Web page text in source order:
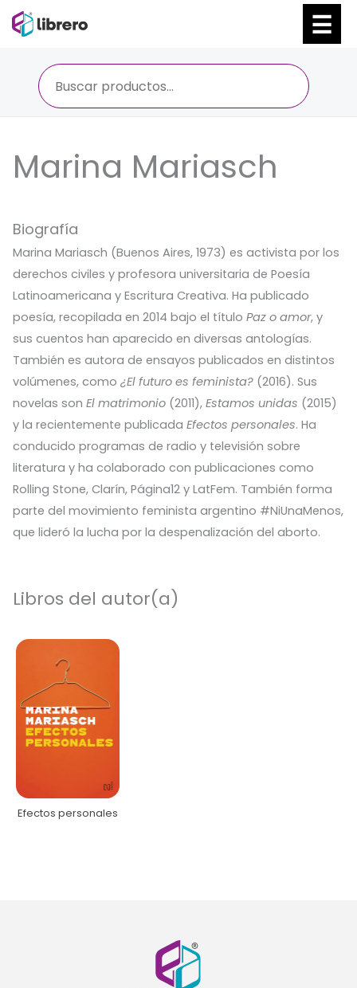
Marina Mariasch
Biografía
Marina Mariasch (Buenos Aires, 1973) es activista por los
derechos civiles y profesora universitaria de Poesía
Latinoamericana y Escritura Creativa. Ha publicado
poesía, recopilada en 2014 bajo el título Paz o amor, y
sus cuentos han aparecido en diversas antologías.
También es autora de ensayos publicados en distintos
volúmenes, como ¿El futuro es feminista? (2016). Sus
novelas son El matrimonio (2011), Estamos unidas (2015)
y la recientemente publicada Efectos personales. Ha
conducido programas de radio y televisión sobre
literatura y ha colaborado con publicaciones como
Rolling Stone, Clarín, Página12 y LatFem. También forma
parte del movimiento feminista argentino #NiUnaMenos,
que lideró la lucha por la despenalización del aborto.
Libros del autor(a)
Efectos personales